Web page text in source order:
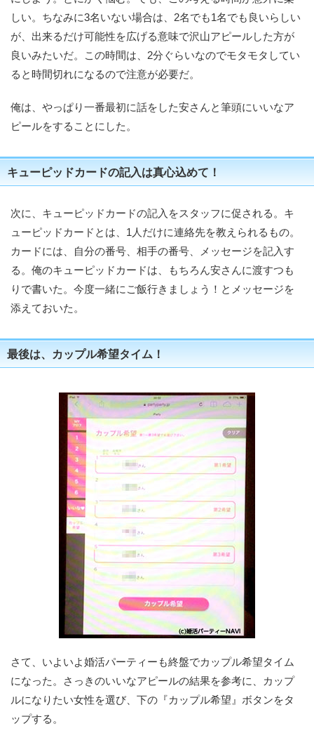
しい。ちなみに3名いない場合は、2名でも1名でも良いらしい
が、出来るだけ可能性を広げる意味で沢山アピールした方が
良いみたいだ。この時間は、2分ぐらいなのでモタモタしてい
ると時間切れになるので注意が必要だ。
俺は、やっぱり一番最初に話をした安さんと筆頭にいいなア
ピールをすることにした。
キューピッドカードの記入は真心込めて！
次に、キューピッドカードの記入をスタッフに促される。キ
ューピッドカードとは、1人だけに連絡先を教えられるもの。
カードには、自分の番号、相手の番号、メッセージを記入す
る。俺のキューピッドカードは、もちろん安さんに渡すつも
りで書いた。今度一緒にご飯行きましょう！とメッセージを
添えておいた。
最後は、カップル希望タイム！
さて、いよいよ婚活パーティーも終盤でカップル希望タイム
になった。さっきのいいなアピールの結果を参考に、カップ
ルになりたい女性を選び、下の『カップル希望』ボタンをタ
ップする。